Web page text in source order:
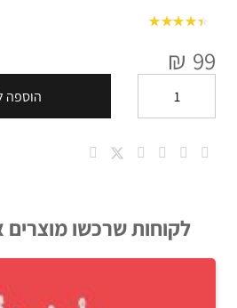
₪ 99
כמות
שישיית
הוספה
לקוחות שרכשו מוצרים